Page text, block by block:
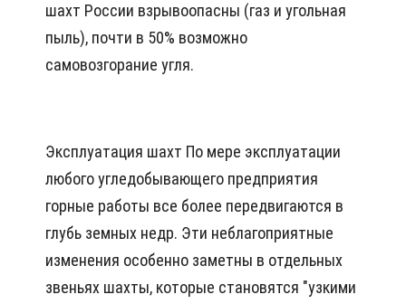
шахт России взрывоопасны (газ и угольная
пыль), почти в 50% возможно
самовозгорание угля.
Эксплуатация шахт По мере эксплуатации
любого угледобывающего предприятия
горные работы все более передвигаются в
глубь земных недр. Эти неблагоприятные
изменения особенно заметны в отдельных
звеньях шахты, которые становятся "узкими